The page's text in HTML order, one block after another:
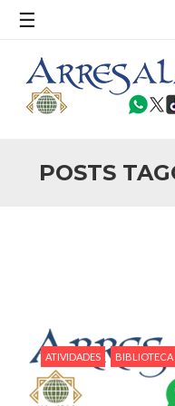
☰
POSTS
do terrorismo não
25 DE SETEMBRO DE 2010
Necessárias
Conflito
Por: Ahmed Ismail
Em nome de Deus, O
Islâmico no Brasil
no ano novo muçulmano
todos os irmãos e irmãs
ATIVIDADES BIBLIOTECA